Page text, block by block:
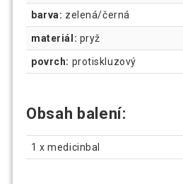
barva: zelená/černá
materiál: pryž
povrch: protiskluzový
Obsah balení:
1 x medicinbal